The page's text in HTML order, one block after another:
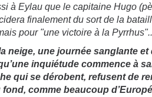
à Eylau que le capitaine Hugo
finalement du sort de la
pour "une victoire à la
neige, une journée sanglante et
inquiétude commence à
qui se dérobent, refusent de
comme beaucoup